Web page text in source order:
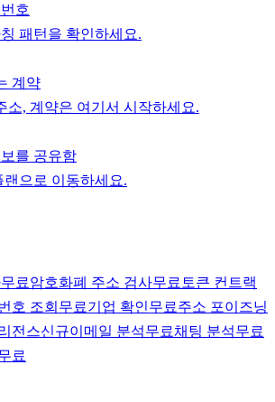
호
패턴을 확인하세요.
계약
소, 계약은 여기서 시작하세요.
를 공유함
으로 이동하세요.
무료암호화폐 주소 검사무료 토큰 컨트랙
호 조회 무료기업 확인무료주소 포이즈닝
전스신규이메일 분석무료채팅 분석무료
료